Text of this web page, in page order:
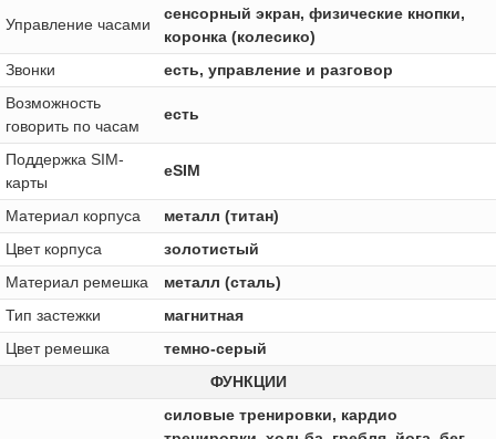
Управление часами
сенсорный экран, физические кнопки,
коронка (колесико)
Звонки
есть, управление и разговор
Возможность
говорить по часам
есть
Поддержка SIM-
карты
eSIM
Материал корпуса
металл (титан)
Цвет корпуса
золотистый
Материал ремешка
металл (сталь)
Тип застежки
магнитная
Цвет ремешка
темно-серый
ФУНКЦИИ
силовые тренировки, кардио